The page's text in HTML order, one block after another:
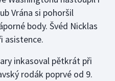
Vrána si pohoršil
body. Švéd Nicklas
asistence.
inkasoval pětkrát při
rodák poprvé od 9.